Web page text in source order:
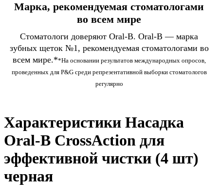
Марка, рекомендуемая стоматологами
во всем мире
Стоматологи доверяют Oral-B. Oral-B — марка
зубных щеток №1, рекомендуемая стоматологами во
всем мире.**На основании результатов международных опросов,
проведенных для P&G среди репрезентативной выборки стоматологов
регулярно
Характеристики Насадка
Oral-B CrossAction для
эффективной чистки (4 шт)
черная